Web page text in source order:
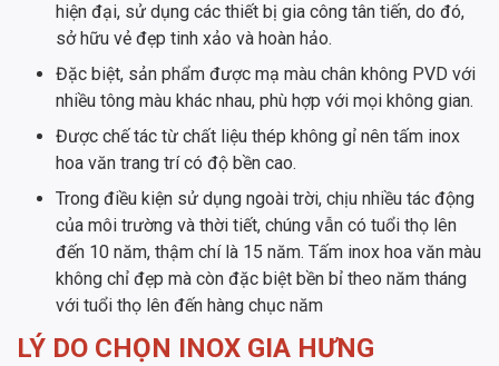
hiện đại, sử dụng các thiết bị gia công tân tiến, do đó,
sở hữu vẻ đẹp tinh xảo và hoàn hảo.
Đặc biệt, sản phẩm được mạ màu chân không PVD với
nhiều tông màu khác nhau, phù hợp với mọi không gian.
Được chế tác từ chất liệu thép không gỉ nên tấm inox
hoa văn trang trí có độ bền cao.
Trong điều kiện sử dụng ngoài trời, chịu nhiều tác động
của môi trường và thời tiết, chúng vẫn có tuổi thọ lên
đến 10 năm, thậm chí là 15 năm. Tấm inox hoa văn màu
không chỉ đẹp mà còn đặc biệt bền bỉ theo năm tháng
với tuổi thọ lên đến hàng chục năm
LÝ DO CHỌN INOX GIA HƯNG